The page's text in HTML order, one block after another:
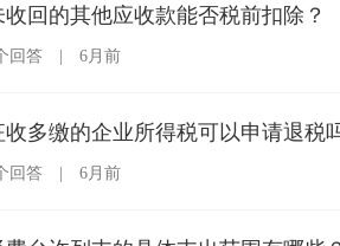
回的其他应收款能否税前扣除？
回答 | 6月前
收多缴的企业所得税可以申请退税
回答 | 6月前